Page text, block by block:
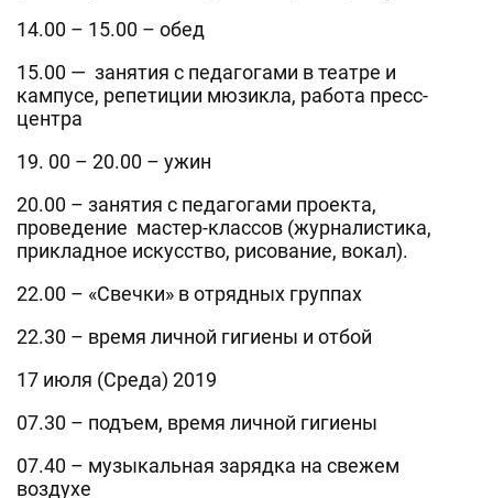
14.00 – 15.00 – обед
15.00 — занятия с педагогами в театре и
кампусе, репетиции мюзикла, работа пресс-
центра
19. 00 – 20.00 – ужин
20.00 – занятия с педагогами проекта,
проведение мастер-классов (журналистика,
прикладное искусство, рисование, вокал).
22.00 – «Свечки» в отрядных группах
22.30 – время личной гигиены и отбой
17 июля (Среда) 2019
07.30 – подъем, время личной гигиены
07.40 – музыкальная зарядка на свежем
воздухе